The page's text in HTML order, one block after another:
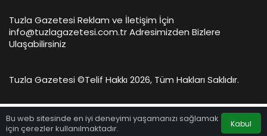
Bu web sitesinde en iyi deneyimi yaşamanızı sağlamak
için çerezler kullanılmaktadır.
Kabul
Anasayfa Hesabım
Tuzla Gazetesi Reklam ve İletişim İçin
info@tuzlagazetesi.com.tr Adresimizden Bizlere
Ulaşabilirsiniz
Tuzla Gazetesi ©Telif Hakkı 2026, Tüm Hakları Saklıdır.